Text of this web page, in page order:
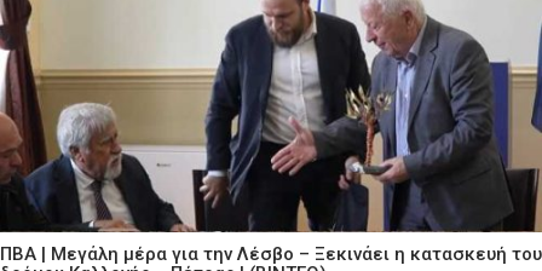
ΠΒΑ | Μεγάλη μέρα για την Λέσβο – Ξεκινάει η κατασκευή του